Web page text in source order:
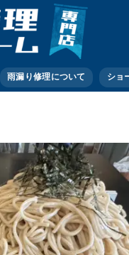
雨漏り修理について ショ